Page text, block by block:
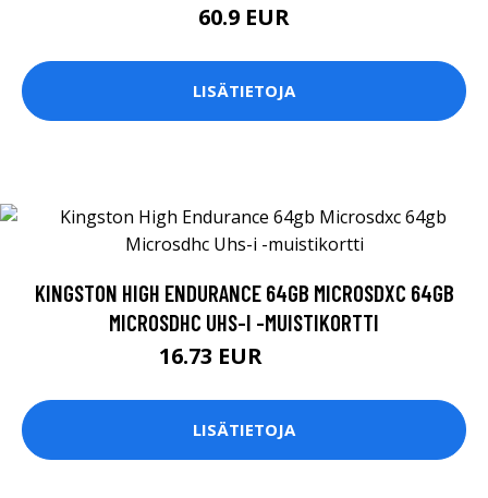
60.9 EUR
LISÄTIETOJA
KINGSTON HIGH ENDURANCE 64GB MICROSDXC 64GB
MICROSDHC UHS-I -MUISTIKORTTI
16.73 EUR
LISÄTIETOJA